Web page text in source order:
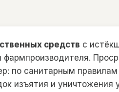
средств с
фармпроизводителя.
по санитарным
изъятия и